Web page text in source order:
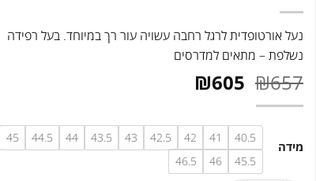
נעל אורטופדית לרגל רחבה עשויה עור רך במיוחד. בעל רפידה
נשלפת – מתאים למדרסים
₪657 המחיר
היה:
₪657.
₪605
הוא:
₪605. מידה
40.5
41
42
42.5
43
43.5
44
44.5
45
45.5
46
46.5